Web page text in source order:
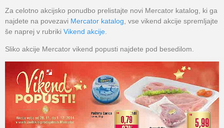
Za celotno akcijsko ponudbo prelistajte novi Mercator katalog, ki ga
najdete na povezavi Mercator katalog, vse vikend akcije spremljajte
še naprej v rubriki Vikend akcije.
Sliko akcije Mercator vikend popusti najdete pod besedilom.